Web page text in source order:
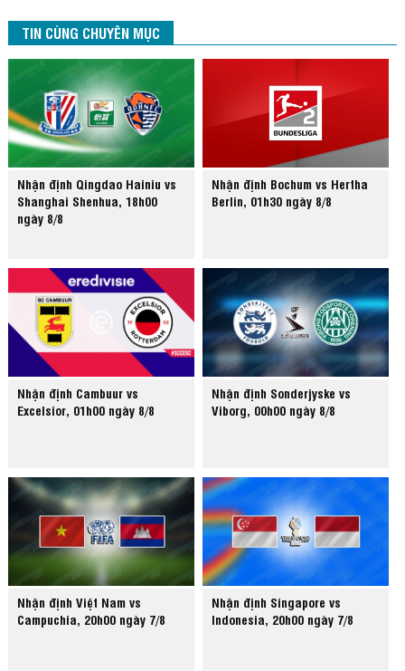
TIN CÙNG CHUYÊN MỤC
Nhận định Qingdao Hainiu vs
Shanghai Shenhua, 18h00
ngày 8/8
Nhận định Bochum vs Hertha
Berlin, 01h30 ngày 8/8
Nhận định Cambuur vs
Excelsior, 01h00 ngày 8/8
Nhận định Sonderjyske vs
Viborg, 00h00 ngày 8/8
Nhận định Việt Nam vs
Campuchia, 20h00 ngày 7/8
Nhận định Singapore vs
Indonesia, 20h00 ngày 7/8